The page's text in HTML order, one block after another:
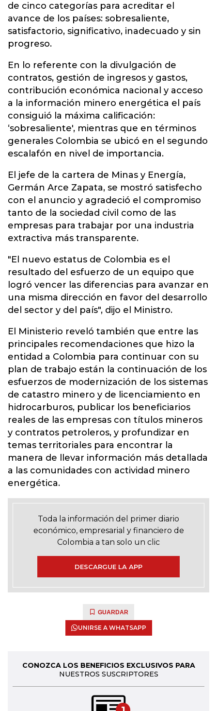
de cinco categorías para acreditar el
avance de los países: sobresaliente,
satisfactorio, significativo, inadecuado y sin
progreso.
En lo referente con la divulgación de
contratos, gestión de ingresos y gastos,
contribución económica nacional y acceso
a la información minero energética el país
consiguió la máxima calificación:
‘sobresaliente', mientras que en términos
generales Colombia se ubicó en el segundo
escalafón en nivel de importancia.
El jefe de la cartera de Minas y Energía,
Germán Arce Zapata, se mostró satisfecho
con el anuncio y agradeció el compromiso
tanto de la sociedad civil como de las
empresas para trabajar por una industria
extractiva más transparente.
"El nuevo estatus de Colombia es el
resultado del esfuerzo de un equipo que
logró vencer las diferencias para avanzar en
una misma dirección en favor del desarrollo
del sector y del país", dijo el Ministro.
El Ministerio reveló también que entre las
principales recomendaciones que hizo la
entidad a Colombia para continuar con su
plan de trabajo están la continuación de los
esfuerzos de modernización de los sistemas
de catastro minero y de licenciamiento en
hidrocarburos, publicar los beneficiarios
reales de las empresas con títulos mineros
y contratos petroleros, y profundizar en
temas territoriales para encontrar la
manera de llevar información más detallada
a las comunidades con actividad minero
energética.
Toda la información del primer diario
económico, empresarial y financiero de
Colombia a tan solo un clic
DESCARGUE LA APP
GUARDAR
UNIRSE A WHATSAPP
CONOZCA LOS BENEFICIOS EXCLUSIVOS PARA
NUESTROS SUSCRIPTORES